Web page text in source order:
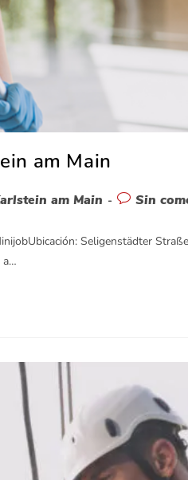
am Main
am Main Sin
Seligenstädter
a…